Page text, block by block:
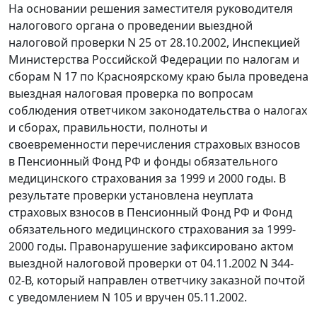
На основании решения заместителя руководителя
налогового органа о проведении выездной
налоговой проверки N 25 от 28.10.2002, Инспекцией
Министерства Российской Федерации по налогам и
сборам N 17 по Красноярскому краю была проведена
выездная налоговая проверка по вопросам
соблюдения ответчиком законодательства о налогах
и сборах, правильности, полноты и
своевременности перечисления страховых взносов
в Пенсионный Фонд РФ и фонды обязательного
медицинского страхования за 1999 и 2000 годы. В
результате проверки установлена неуплата
страховых взносов в Пенсионный Фонд РФ и Фонд
обязательного медицинского страхования за 1999-
2000 годы. Правонарушение зафиксировано актом
выездной налоговой проверки от 04.11.2002 N 344-
02-В, который направлен ответчику заказной почтой
с уведомлением N 105 и вручен 05.11.2002.